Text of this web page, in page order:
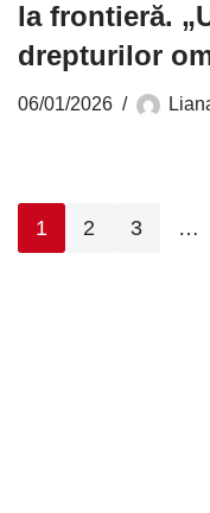
la frontieră.
drepturilor
06/01/2026
1 2 3 …